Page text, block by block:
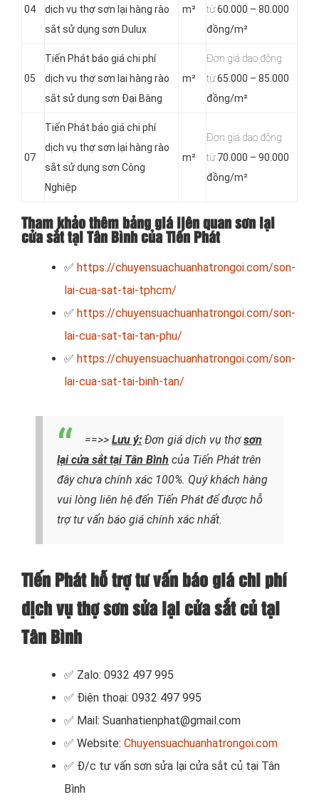
04
dịch vụ thợ sơn lại hàng rào
sắt sử dụng sơn Dulux
m²
từ60.000 – 80.000
đồng/m²
05
Tiến Phát báo giá chi phí
dịch vụ thợ sơn lại hàng rào
sắt sử dụng sơn Đại Bàng
m²
Đơn giá dao động
từ65.000 – 85.000
đồng/m²
07
Tiến Phát báo giá chi phí
dịch vụ thợ sơn lại hàng rào
sắt sử dụng sơn Công
Nghiệp
m²
Đơn giá dao động
từ70.000 – 90.000
đồng/m²
Tham khảo thêm bảng giá liên quan sơn lại
cửa sắt tại Tân Bình của Tiến Phát
✅ https://chuyensuachuanhatrongoi.com/son-
lai-cua-sat-tai-tphcm/
✅ https://chuyensuachuanhatrongoi.com/son-
lai-cua-sat-tai-tan-phu/
✅ https://chuyensuachuanhatrongoi.com/son-
lai-cua-sat-tai-binh-tan/
==>> Lưu ý: Đơn giá dịch vụ thợsơn
lại cửa sắt tại Tân Bình của Tiến Phát trên
đây chưa chính xác 100%. Quý khách hàng
vui lòng liên hệ đến Tiến Phát để được hỗ
trợ tư vấn báo giá chính xác nhất.
Tiến Phát hỗ trợ tư vấn báo giá chi phí
dịch vụ thợ sơn sửa lại cửa sắt củ tại
Tân Bình
✅ Zalo: 0932 497 995
✅ Điện thoại: 0932 497 995
✅ Mail: Suanhatienphat@gmail.com
✅ Website: Chuyensuachuanhatrongoi.com
✅ Đ/c tư vấn sơn sửa lại cửa sắt củ tại Tân
Bình